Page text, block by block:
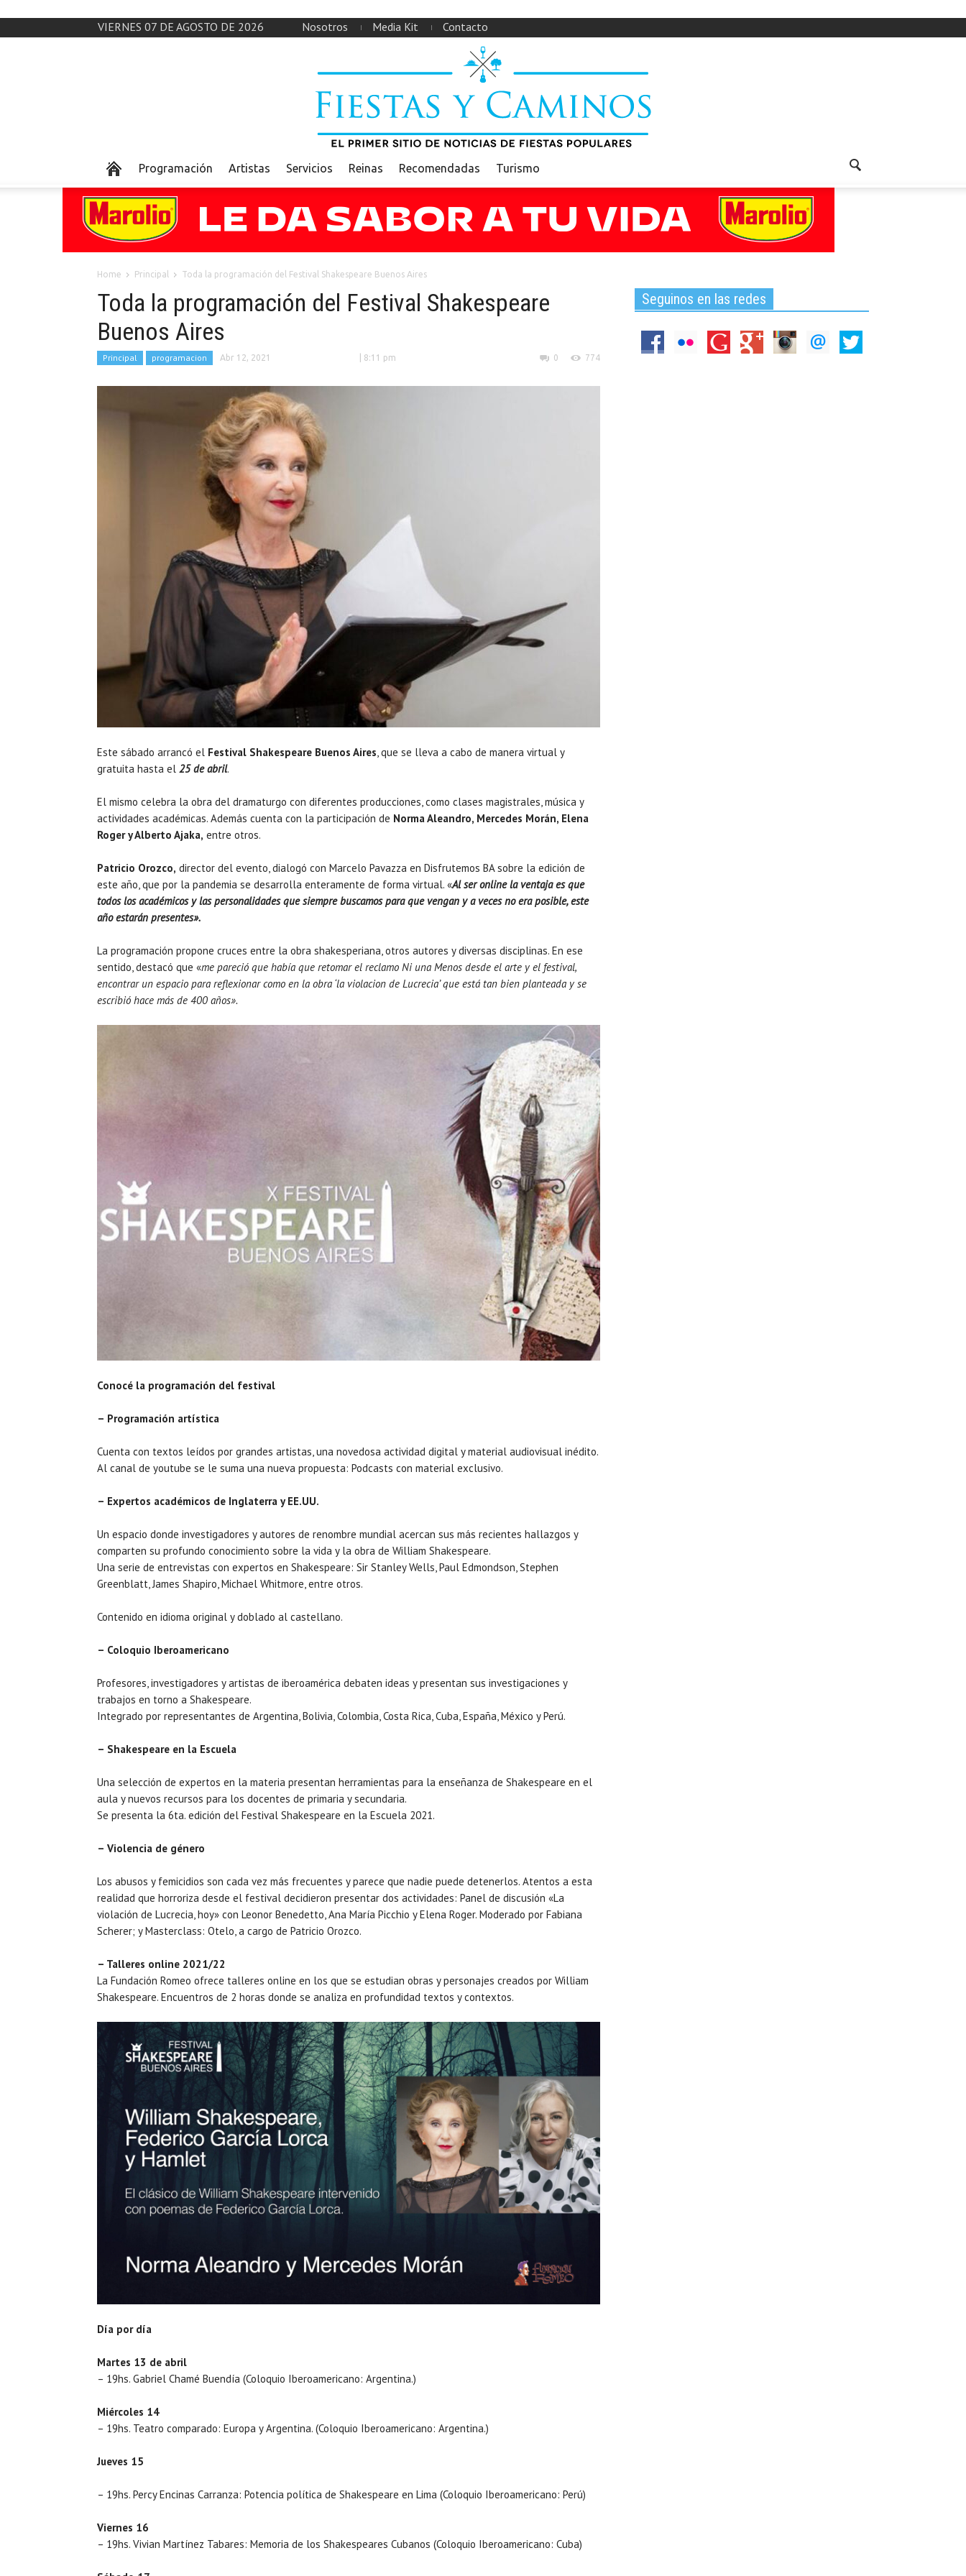
VIERNES 07 DE AGOSTO DE 2026 Nosotros Media Kit Contacto
Programación Artistas Servicios Reinas Recomendadas Turismo
Home Principal Toda la programación del Festival Shakespeare Buenos Aires
Toda la programación del Festival Shakespeare
Buenos Aires
Principal programacion Abr 12, 2021 | 8:11 pm 0 774
Este sábado arrancó el Festival Shakespeare Buenos Aires, que se lleva a cabo de manera virtual y
gratuita hasta el 25 de abril.
El mismo celebra la obra del dramaturgo con diferentes producciones, como clases magistrales, música y
actividades académicas. Además cuenta con la participación de Norma Aleandro, Mercedes Morán, Elena
Roger y Alberto Ajaka, entre otros.
Patricio Orozco, director del evento, dialogó con Marcelo Pavazza en Disfrutemos BA sobre la edición de
este año, que por la pandemia se desarrolla enteramente de forma virtual. «Al ser online la ventaja es que
todos los académicos y las personalidades que siempre buscamos para que vengan y a veces no era posible, este
año estarán presentes».
La programación propone cruces entre la obra shakesperiana, otros autores y diversas disciplinas. En ese
sentido, destacó que «me pareció que había que retomar el reclamo Ni una Menos desde el arte y el festival,
encontrar un espacio para reflexionar como en la obra ‘la violacion de Lucrecia’ que está tan bien planteada y se
escribió hace más de 400 años».
Conocé la programación del festival
– Programación artística
Cuenta con textos leídos por grandes artistas, una novedosa actividad digital y material audiovisual inédito.
Al canal de youtube se le suma una nueva propuesta: Podcasts con material exclusivo.
– Expertos académicos de Inglaterra y EE.UU.
Un espacio donde investigadores y autores de renombre mundial acercan sus más recientes hallazgos y
comparten su profundo conocimiento sobre la vida y la obra de William Shakespeare.
Una serie de entrevistas con expertos en Shakespeare: Sir Stanley Wells, Paul Edmondson, Stephen
Greenblatt, James Shapiro, Michael Whitmore, entre otros.
Contenido en idioma original y doblado al castellano.
– Coloquio Iberoamericano
Profesores, investigadores y artistas de iberoamérica debaten ideas y presentan sus investigaciones y
trabajos en torno a Shakespeare.
Integrado por representantes de Argentina, Bolivia, Colombia, Costa Rica, Cuba, España, México y Perú.
– Shakespeare en la Escuela
Una selección de expertos en la materia presentan herramientas para la enseñanza de Shakespeare en el
aula y nuevos recursos para los docentes de primaria y secundaria.
Se presenta la 6ta. edición del Festival Shakespeare en la Escuela 2021.
– Violencia de género
Los abusos y femicidios son cada vez más frecuentes y parece que nadie puede detenerlos. Atentos a esta
realidad que horroriza desde el festival decidieron presentar dos actividades: Panel de discusión «La
violación de Lucrecia, hoy» con Leonor Benedetto, Ana María Picchio y Elena Roger. Moderado por Fabiana
Scherer; y Masterclass: Otelo, a cargo de Patricio Orozco.
– Talleres online 2021/22
La Fundación Romeo ofrece talleres online en los que se estudian obras y personajes creados por William
Shakespeare. Encuentros de 2 horas donde se analiza en profundidad textos y contextos.
Día por día
Martes 13 de abril
– 19hs. Gabriel Chamé Buendía (Coloquio Iberoamericano: Argentina.)
Miércoles 14
– 19hs. Teatro comparado: Europa y Argentina. (Coloquio Iberoamericano: Argentina.)
Jueves 15
– 19hs. Percy Encinas Carranza: Potencia política de Shakespeare en Lima (Coloquio Iberoamericano: Perú)
Viernes 16
– 19hs. Vivian Martínez Tabares: Memoria de los Shakespeares Cubanos (Coloquio Iberoamericano: Cuba)
Seguinos en las redes